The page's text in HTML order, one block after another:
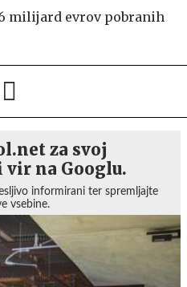
milijard evrov pobranih
za svoj
na Googlu.
informirani ter spremljajte
vsebine.